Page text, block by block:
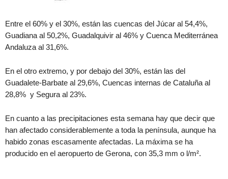
Entre el 60% y el 30%, están las cuencas del Júcar al 54,4%,
Guadiana al 50,2%, Guadalquivir al 46% y Cuenca Mediterránea
Andaluza al 31,6%.
En el otro extremo, y por debajo del 30%, están las del
Guadalete-Barbate al 29,6%, Cuencas internas de Cataluña al
28,8% y Segura al 23%.
En cuanto a las precipitaciones esta semana hay que decir que
han afectado considerablemente a toda la península, aunque ha
habido zonas escasamente afectadas. La máxima se ha
producido en el aeropuerto de Gerona, con 35,3 mm o l/m².